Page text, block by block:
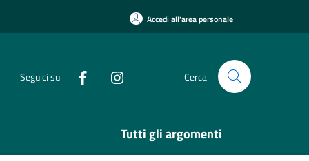
Accedi all'area personale
Seguici su Cerca
Tutti gli argomenti